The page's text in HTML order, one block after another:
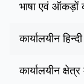
भाषा एवं ऑकड़ों
कार्यालयीन हिन्दी
कार्यालयीन क्षेत्र